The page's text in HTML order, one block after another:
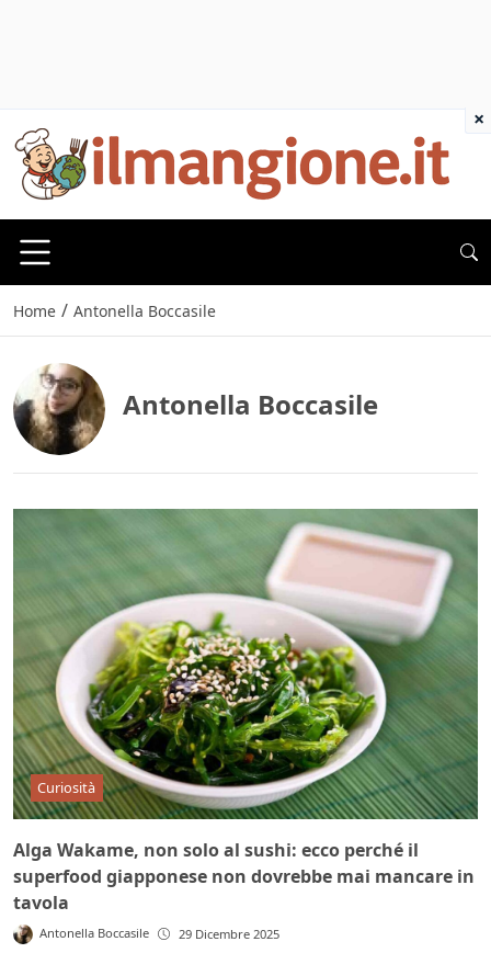
Home / Antonella Boccasile
Antonella Boccasile
Curiosità
Alga Wakame, non solo al sushi: ecco perché il
superfood giapponese non dovrebbe mai mancare in
tavola
Antonella Boccasile 29 Dicembre 2025
×